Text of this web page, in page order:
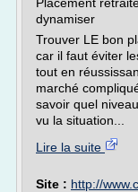
dynamiser
Trouver LE bon
car il faut éviter
tout en
marché
savoir quel
vu la situation...
Lire la suite
Site : http://